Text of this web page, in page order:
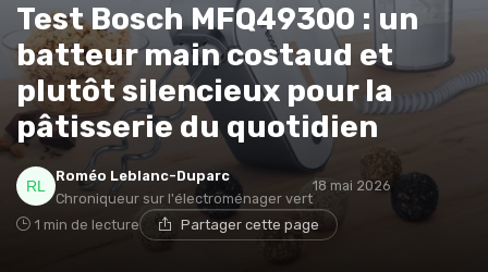
Test Bosch MFQ49300 : un
batteur main costaud et
plutôt silencieux pour la
pâtisserie du quotidien
Roméo Leblanc-Duparc
Chroniqueur sur l'électroménager vert
18 mai 2026
1 min de lecture Partager cette page